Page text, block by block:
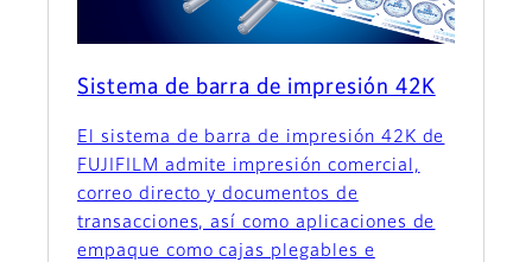
Sistema de barra de impresión 42K
El sistema de barra de impresión 42K de
FUJIFILM admite impresión comercial,
correo directo y documentos de
transacciones, así como aplicaciones de
empaque como cajas plegables e